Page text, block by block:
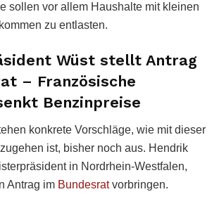
sollen vor allem Haushalte mit kleinen
zu entlasten.
Wüst stellt Antrag
– Französische
Benzinpreise
konkrete Vorschläge, wie mit dieser
ist, bisher noch aus. Hendrik
in Nordrhein-Westfalen,
Antrag im Bundesratvorbringen.